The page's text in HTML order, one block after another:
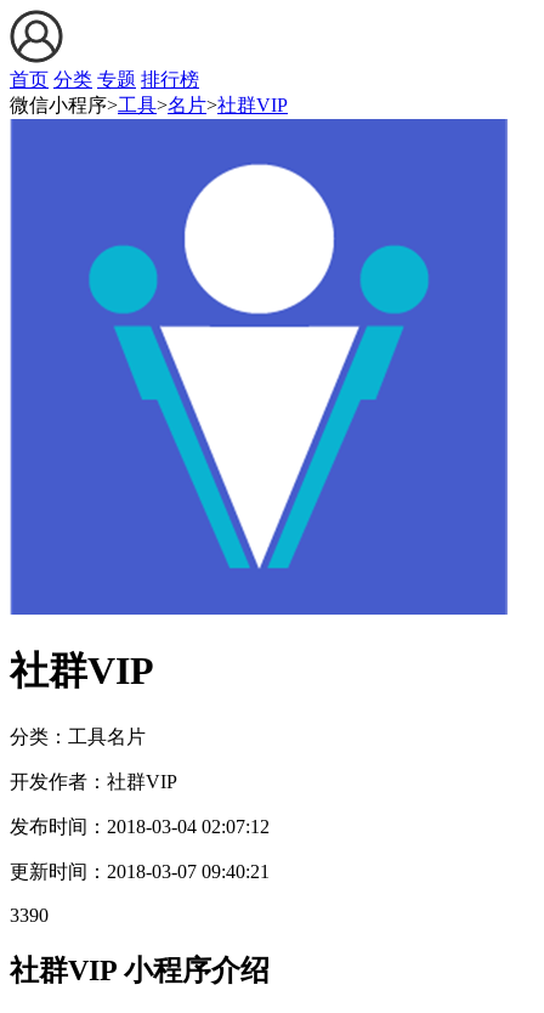
首页 分类 专题 排行榜
微信小程序>工具>名片>社群VIP
社群VIP
分类：工具名片
开发作者： 社群VIP
发布时间： 2018-03-04 02:07:12
更新时间： 2018-03-07 09:40:21
3390
社群VIP 小程序介绍